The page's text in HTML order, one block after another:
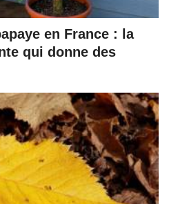
en France : la
qui donne des